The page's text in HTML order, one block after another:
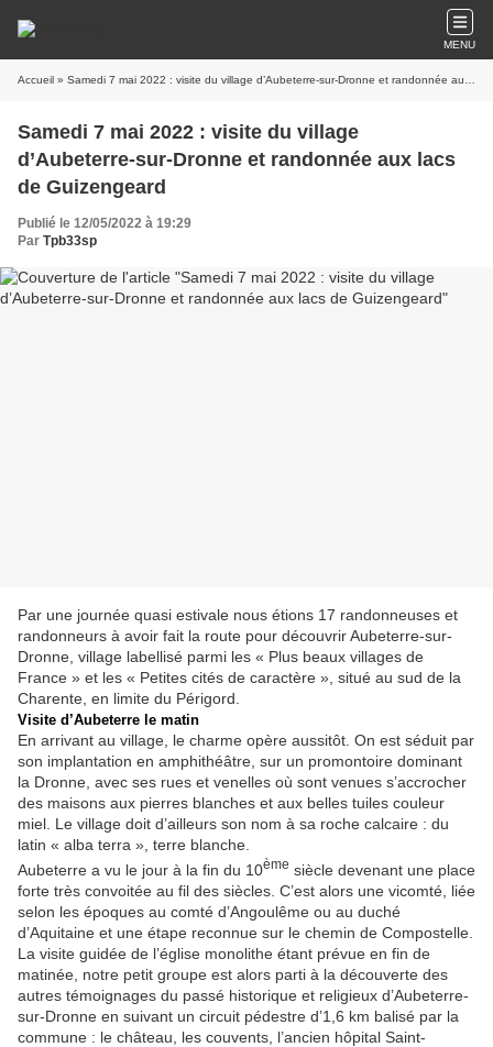
MENU
Accueil » Samedi 7 mai 2022 : visite du village d’Aubeterre-sur-Dronne et randonnée aux lacs de Guizengeard
Samedi 7 mai 2022 : visite du village
d’Aubeterre-sur-Dronne et randonnée aux lacs
de Guizengeard
Publié le 12/05/2022 à 19:29
Par Tpb33sp
Par une journée quasi estivale nous étions 17 randonneuses et
randonneurs à avoir fait la route pour découvrir Aubeterre-sur-
Dronne, village labellisé parmi les « Plus beaux villages de
France » et les « Petites cités de caractère », situé au sud de la
Charente, en limite du Périgord.
Visite d’Aubeterre le matin
En arrivant au village, le charme opère aussitôt. On est séduit par
son implantation en amphithéâtre, sur un promontoire dominant
la Dronne, avec ses rues et venelles où sont venues s’accrocher
des maisons aux pierres blanches et aux belles tuiles couleur
miel. Le village doit d’ailleurs son nom à sa roche calcaire : du
latin « alba terra », terre blanche.
Aubeterre a vu le jour à la fin du 10ème siècle devenant une place
forte très convoitée au fil des siècles. C’est alors une vicomté, liée
selon les époques au comté d’Angoulême ou au duché
d’Aquitaine et une étape reconnue sur le chemin de Compostelle.
La visite guidée de l’église monolithe étant prévue en fin de
matinée, notre petit groupe est alors parti à la découverte des
autres témoignages du passé historique et religieux d’Aubeterre-
sur-Dronne en suivant un circuit pédestre d’1,6 km balisé par la
commune : le château, les couvents, l’ancien hôpital Saint-